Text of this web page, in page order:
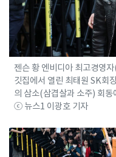
젠슨 황 엔비디아 최고경영
깃집에서 열린 최태원 SK회
의 삼소(삼겹살과 소주) 회
ⓒ 뉴스1 이광호 기자